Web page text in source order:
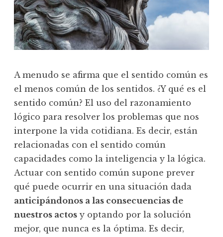
A menudo se afirma que el sentido común es
el menos común de los sentidos. ¿Y qué es el
sentido común? El uso del razonamiento
lógico para resolver los problemas que nos
interpone la vida cotidiana. Es decir, están
relacionadas con el sentido común
capacidades como la inteligencia y la lógica.
Actuar con sentido común supone prever
qué puede ocurrir en una situación dada
anticipándonos a las consecuencias de
nuestros actos y optando por la solución
mejor, que nunca es la óptima. Es decir,